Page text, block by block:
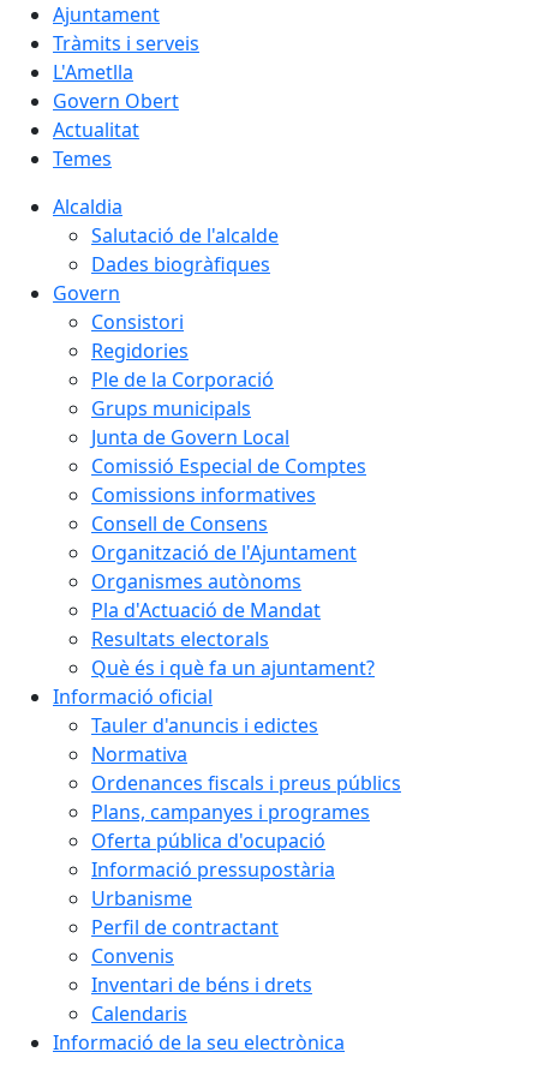
Ajuntament
Tràmits i serveis
L'Ametlla
Govern Obert
Actualitat
Temes
Alcaldia
Salutació de l'alcalde
Dades biogràfiques
Govern
Consistori
Regidories
Ple de la Corporació
Grups municipals
Junta de Govern Local
Comissió Especial de Comptes
Comissions informatives
Consell de Consens
Organització de l'Ajuntament
Organismes autònoms
Pla d'Actuació de Mandat
Resultats electorals
Què és i què fa un ajuntament?
Informació oficial
Tauler d'anuncis i edictes
Normativa
Ordenances fiscals i preus públics
Plans, campanyes i programes
Oferta pública d'ocupació
Informació pressupostària
Urbanisme
Perfil de contractant
Convenis
Inventari de béns i drets
Calendaris
Informació de la seu electrònica